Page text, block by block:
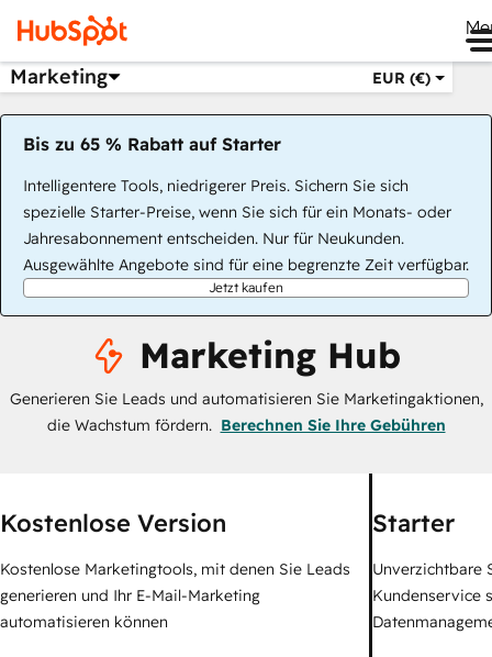
Marketing EUR (€)
Bis zu 65 % Rabatt auf Starter
Intelligentere Tools, niedrigerer Preis. Sichern Sie sich
spezielle Starter-Preise, wenn Sie sich für ein Monats- oder
Jahresabonnement entscheiden. Nur für Neukunden.
Ausgewählte Angebote sind für eine begrenzte Zeit verfügbar.
Jetzt kaufen
Marketing Hub
Generieren Sie Leads und automatisieren Sie Marketingaktionen,
die Wachstum fördern. Berechnen Sie Ihre Gebühren
Kostenlose Version
Kostenlose Marketingtools, mit denen Sie Leads
generieren und Ihr E-Mail-Marketing
automatisieren können
Starter
Unverzichtbare
Kundenservice